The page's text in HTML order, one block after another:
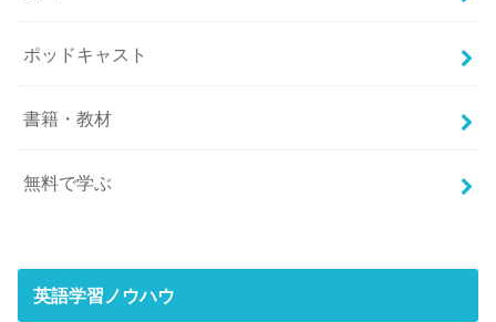
ポッドキャスト
書籍・教材
無料で学ぶ
英語学習ノウハウ